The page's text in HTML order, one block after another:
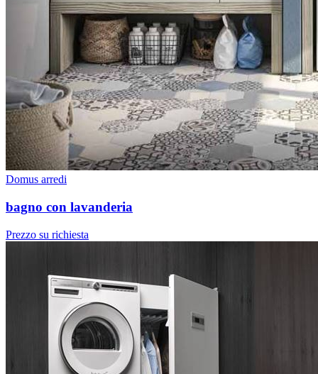
Domus arredi
bagno con lavanderia
Prezzo su richiesta